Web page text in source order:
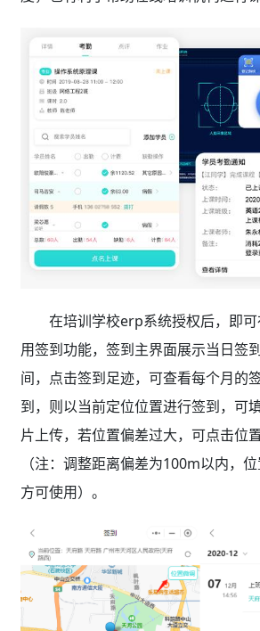
在培训学校erp系统授权后，即
用签到功能，签到主界面展示当日签
间，点击签到足迹，可查看每个月的
到，则以当前定位位置进行签到，可
片上传，若位置偏差过大，可点击位
（注：调整距离偏差为100m以内，
方可使用）。